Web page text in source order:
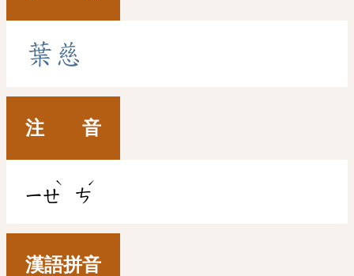
葉 慈
注 音
ㄧㄝ
ˋ
ㄘ
ˊ
漢語拼音